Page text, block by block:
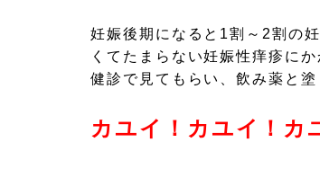
妊娠後期になると1割～2割の
くてたまらない妊娠性痒疹に
健診で見てもらい、飲み薬と
カユイ！カユイ！カ